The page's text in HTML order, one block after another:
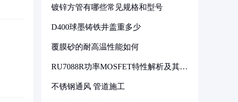
镀锌方管有哪些常见规格和型号
D400球墨铸铁井盖重多少
覆膜砂的耐高温性能如何
RU7088R功率MOSFET特性解析及其在
不锈钢通风 管道施工